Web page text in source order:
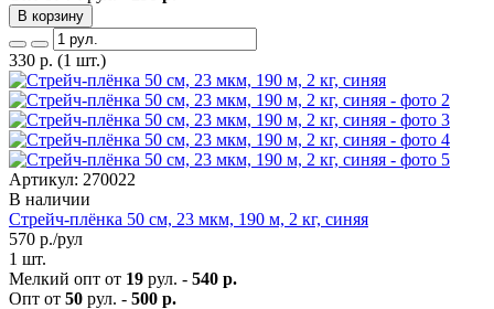
В корзину
330 р. (1 шт.)
Артикул: 270022
В наличии
Стрейч-плёнка 50 см, 23 мкм, 190 м, 2 кг, синяя
570 р./рул
1 шт.
Мелкий опт от 19 рул. - 540 р.
Опт от 50 рул. - 500 р.